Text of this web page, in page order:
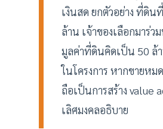
เงินสด ยกตัวอย่าง ที่ดิ
ล้าน เจ้าของเลือกมาร่ว
มูลค่าที่ดินคิดเป็น 50 ล้
ในโครงการ หากขายหม
ถือเป็นการสร้าง value
เลิศมงคลอธิบาย